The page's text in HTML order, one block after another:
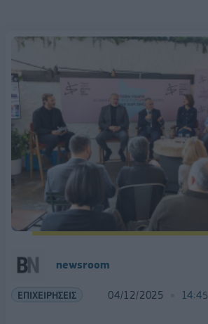
newsroom
ΕΠΙΧΕΙΡΗΣΕΙΣ 04/12/2025 14:45